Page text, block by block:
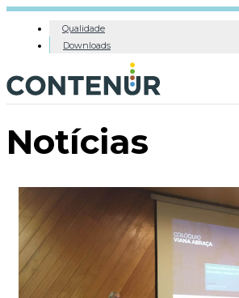
Qualidade
Downloads
Notícias